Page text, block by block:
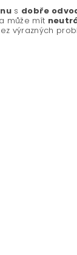
s dobře
může mít
výrazných